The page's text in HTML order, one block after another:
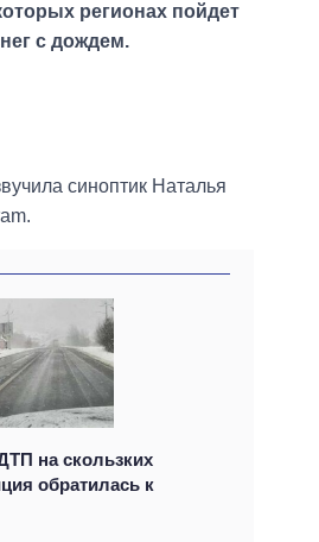
регионах пойдет
с дождем.
синоптик Наталья
на скользких
обратилась к